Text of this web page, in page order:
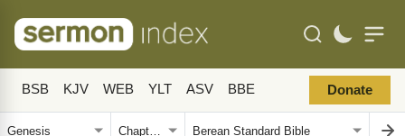
BSB KJV WEB YLT ASV BBE Donate